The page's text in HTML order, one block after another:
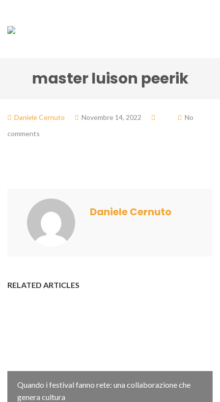
master luison peerik
Daniele Cernuto Novembre 14, 2022
No
comments
Daniele Cernuto
RELATED ARTICLES
Quando i festival fanno rete: una collaborazione che
genera cultura